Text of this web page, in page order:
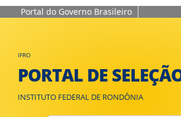
Portal do Governo Brasileiro
IFRO
PORTAL DE
INSTITUTO FEDERAL DE RONDÔNIA